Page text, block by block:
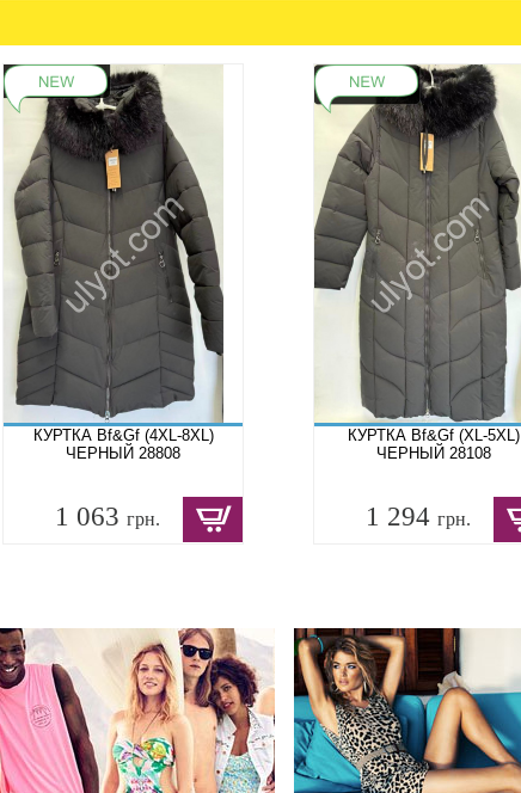
КУРТКА Bf&Gf (4XL-8XL)
ЧЕРНЫЙ 28808
1 063 грн.
КУРТКА Bf&Gf (XL-5XL)
ЧЕРНЫЙ 28108
1 294 грн.